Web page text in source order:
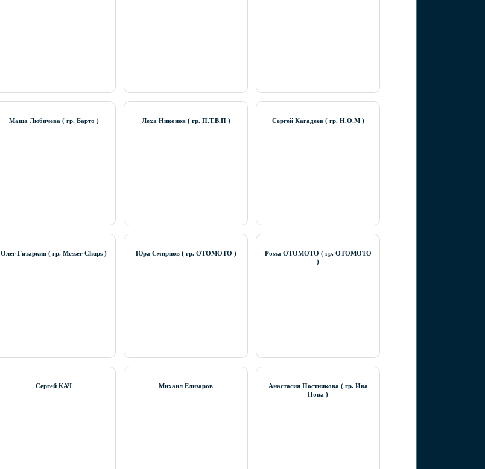
Маша Любичева ( гр. Барто ) Леха Никонов ( гр. П.Т.В.П ) Сергей Кагадеев ( гр. Н.О.М )
Олег Гитаркин ( гр. Messer Chups ) Юра Смирнов ( гр. ОТОМОТО )
Рома ОТОМОТО ( гр. ОТОМОТО
)
Сергей КАЧ Михаил Елизаров
Анастасия Постникова ( гр. Ива
Нова )